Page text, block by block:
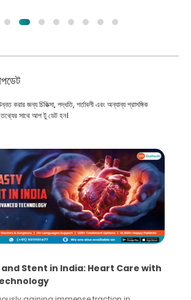
করার জন্য চিকিত্সা, পদ্ধতি, শর্তাবলী এবং অন্যান্য প্রাসঙ্গিক
তথ্যের সাথে আপ টু ডেট হন।
Steps for Effective Human
and Processing Methods